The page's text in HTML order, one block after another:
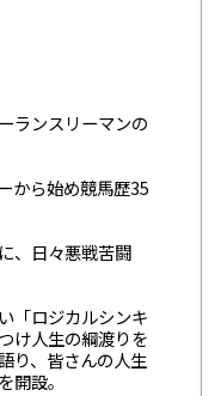
ランスリーマンの
から始め競馬歴35
、日々悪戦苦闘
「ロジカルシンキ
け人生の綱渡りを
り、皆さんの人生
開設。